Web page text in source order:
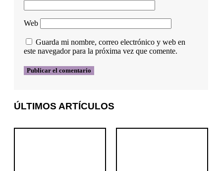
Web
Guarda mi nombre, correo electrónico y web en
este navegador para la próxima vez que comente.
ÚLTIMOS ARTÍCULOS